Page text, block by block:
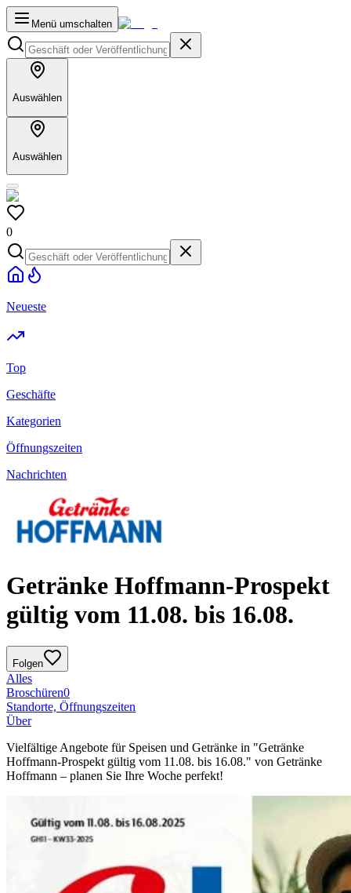
Menü umschalten
Auswählen
Auswählen
0
Neueste
Top
Geschäfte
Kategorien
Öffnungszeiten
Nachrichten
Getränke Hoffmann-Prospekt
gültig vom 11.08. bis 16.08.
Folgen
Alles
Broschüren0
Standorte, Öffnungszeiten
Über
Vielfältige Angebote für Speisen und Getränke in "Getränke
Hoffmann-Prospekt gültig vom 11.08. bis 16.08." von Getränke
Hoffmann – planen Sie Ihre Woche perfekt!